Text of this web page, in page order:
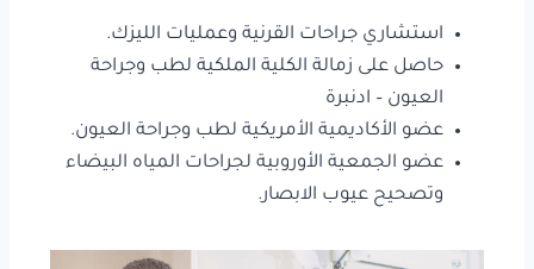
استشاري جراحات القرنية وعمليات الليزك.
حاصل على زمالة الكلية الملكية لطب وجراحة
العيون – ادنبرة
عضو الأكاديمية الأمريكية لطب وجراحة العيون.
عضو الجمعية الأوروبية لجراحات المياه البيضاء
وتصحيح عيوب الابصار.